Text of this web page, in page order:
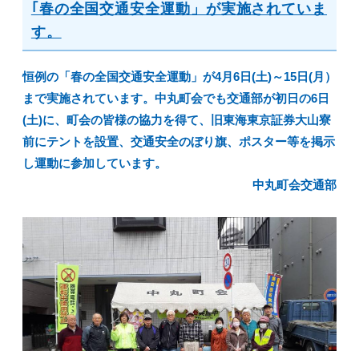
｢春の全国交通安全運動」が実施されていま
す。
恒例の「春の全国交通安全運動」が4月6日(土)～15日(月）
まで実施されています。中丸町会でも交通部が初日の6日
(土)に、町会の皆様の協力を得て、旧東海東京証券大山寮
前にテントを設置、交通安全のぼり旗、ポスター等を掲示
し運動に参加しています。
中丸町会交通部